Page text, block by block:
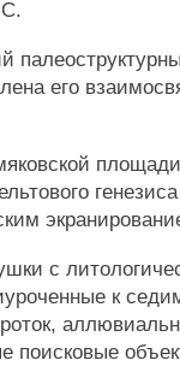
его
с
к
поисковые